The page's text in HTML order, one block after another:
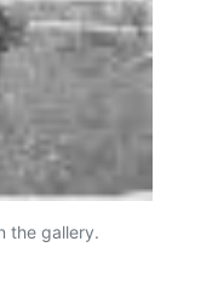
the gallery.